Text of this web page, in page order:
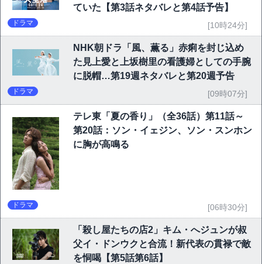
ていた【第3話ネタバレと第4話予告】
ドラマ [10時24分]
NHK朝ドラ「風、薫る」赤痢を封じ込め
た見上愛と上坂樹里の看護婦としての手腕
に脱帽…第19週ネタバレと第20週予告
ドラマ [09時07分]
テレ東「夏の香り」（全36話）第11話～
第20話：ソン・イェジン、ソン・スンホン
に胸が高鳴る
ドラマ [06時30分]
「殺し屋たちの店2」キム・へジュンが叔
父イ・ドンウクと合流！新代表の貫禄で敵
を恫喝【第5話第6話】